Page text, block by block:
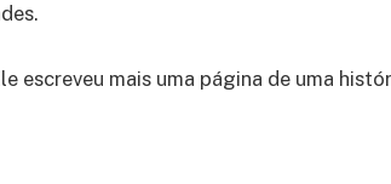
escreveu mais uma página de uma